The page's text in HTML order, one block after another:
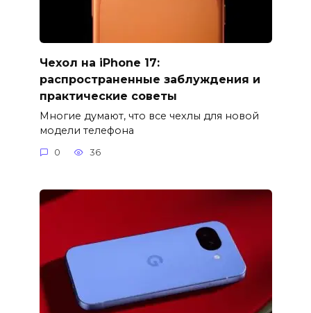
Чехол на iPhone 17:
распространенные заблуждения и
практические советы
Многие думают, что все чехлы для новой
модели телефона
0 36